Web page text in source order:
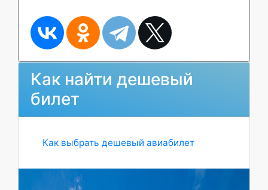
Как найти дешевый
билет
Как выбрать дешевый авиабилет